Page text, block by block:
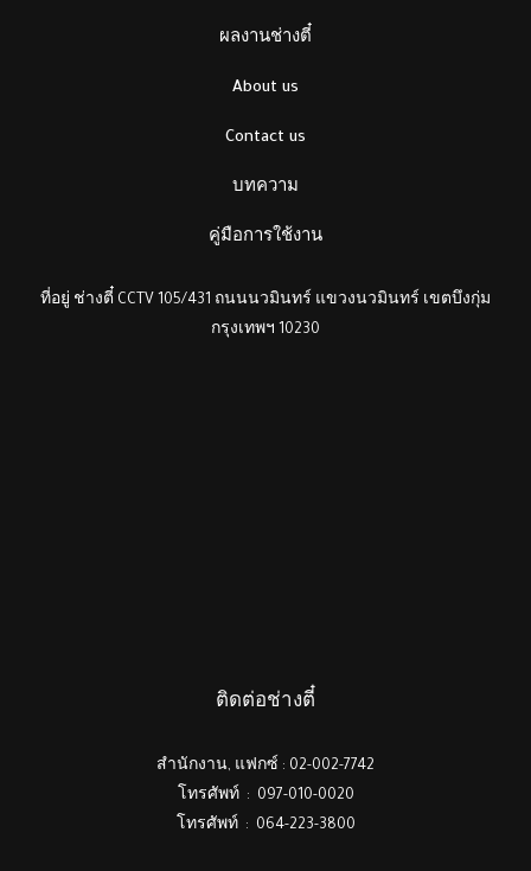
ผลงานช่างตี๋
About us
Contact us
บทความ
คู่มือการใช้งาน
ที่อยู่ ช่างตี๋ CCTV 105/431 ถนนนวมินทร์ แขวงนวมินทร์ เขตบึงกุ่ม
กรุงเทพฯ 10230
ติดต่อช่างตี๋
สำนักงาน, แฟกซ์ : 02-002-7742
โทรศัพท์ : 097-010-0020
โทรศัพท์ : 064-223-3800